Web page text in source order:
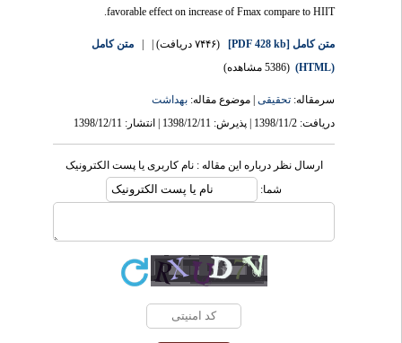
favorable effect on increase of Fmax compare to HIIT.
متن کامل[PDF 428 kb] (۷۴۴۶ دریافت) | |
متن کامل
(5386 مشاهده)
سرمقاله:تحقیقی| موضوع مقاله:بهداشت
دریافت: 1398/11/2 | پذیرش: 1398/12/11 | انتشار: 1398/12/11
ارسال نظر درباره این مقاله : نام کاربری یا پست الکترونیک
شما: